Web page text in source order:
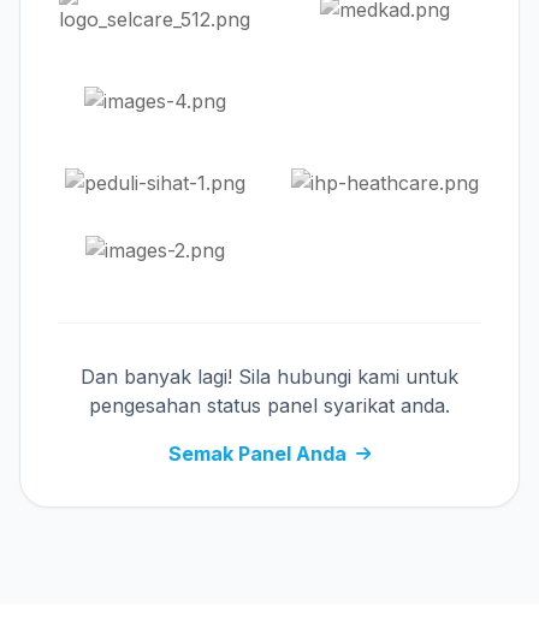
Dan banyak lagi! Sila hubungi kami untuk
pengesahan status panel syarikat anda.
Semak Panel Anda